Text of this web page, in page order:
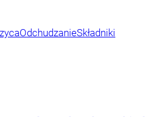
OdchudzanieSkładniki